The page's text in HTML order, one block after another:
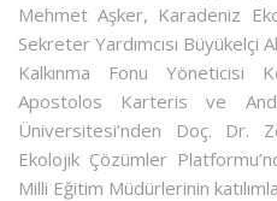
Mehmet Aşker, Karadeniz
Sekreter Yardımcısı
Kalkınma Fonu Yöneticisi
Apostolos Karteris ve
Üniversitesi’nden Doç. Dr.
Ekolojik Çözümler
Milli Eğitim Müdürlerinin